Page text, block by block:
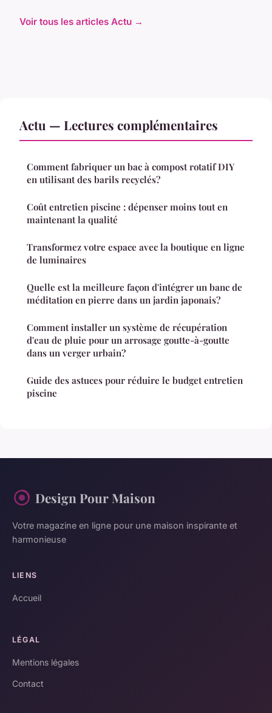
Voir tous les articles Actu →
Actu — Lectures complémentaires
Comment fabriquer un bac à compost rotatif DIY
en utilisant des barils recyclés?
Coût entretien piscine : dépenser moins tout en
maintenant la qualité
Transformez votre espace avec la boutique en ligne
de luminaires
Quelle est la meilleure façon d'intégrer un banc de
méditation en pierre dans un jardin japonais?
Comment installer un système de récupération
d'eau de pluie pour un arrosage goutte-à-goutte
dans un verger urbain?
Guide des astuces pour réduire le budget entretien
piscine
Design Pour Maison
Votre magazine en ligne pour une maison inspirante et
harmonieuse
LIENS
Accueil
LÉGAL
Mentions légales
Contact